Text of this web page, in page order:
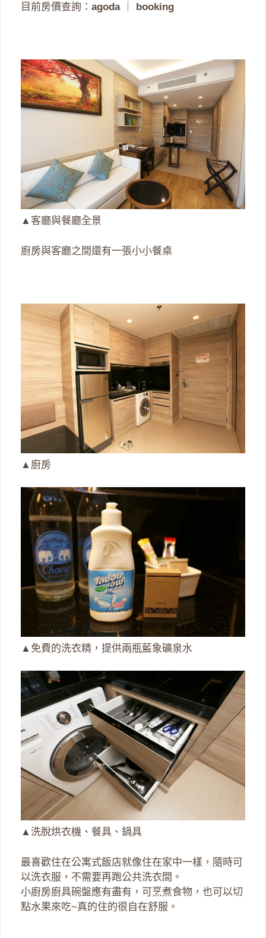
目前房價查詢： agoda｜ booking
▲客廳與餐廳全景
廚房與客廳之間還有一張小小餐桌
▲廚房
▲免費的洗衣精，提供兩瓶藍象礦泉水
▲洗脫烘衣機、餐具、鍋具
最喜歡住在公寓式飯店就像住在家中一樣，隨時可
以洗衣服，不需要再跑公共洗衣間。
小廚房廚具碗盤應有盡有，可烹煮食物，也可以切
點水果來吃~真的住的很自在舒服。